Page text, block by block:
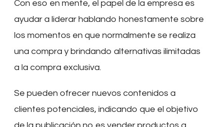
Con eso en mente, el papel de la empresa es
ayudar a liderar hablando honestamente sobre
los momentos en que normalmente se realiza
una compra y brindando alternativas ilimitadas
a la compra exclusiva.
Se pueden ofrecer nuevos contenidos a
clientes potenciales, indicando que el objetivo